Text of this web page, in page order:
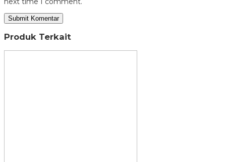
Produk Terkait